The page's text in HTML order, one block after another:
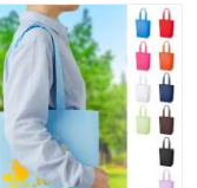
めてバッグだけの持ち運びもラ
を増やし、お値段もお手頃価
した。無地のシンプルなデザ
が映えますよ。オリジナル保
製作にいかがでしょうか。